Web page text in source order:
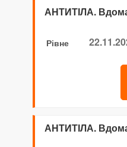
АНТИТІЛА.
Рівне
АНТИТІЛА.